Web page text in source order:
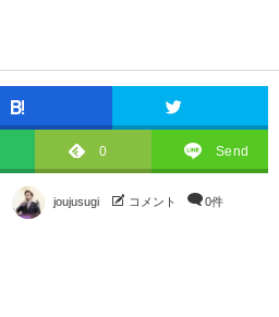
0 Send
joujusugi コメント 0件